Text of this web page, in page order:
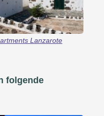
Lanzarote
folgende